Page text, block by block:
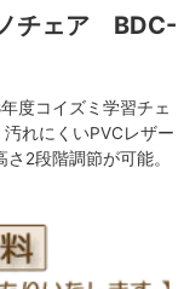
チェア BDC-
度コイズミ学習チェ
れにくいPVCレザー
2段階調節が可能。